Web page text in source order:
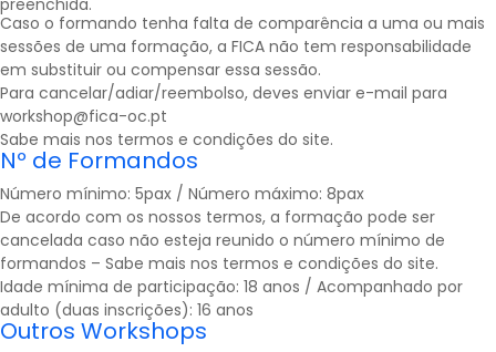
preenchida.
Caso o formando tenha falta de comparência a uma ou mais
sessões de uma formação, a FICA não tem responsabilidade
em substituir ou compensar essa sessão.
Para cancelar/adiar/reembolso, deves enviar e-mail para
workshop@fica-oc.pt
Sabe mais nos termos e condições do site.
Nº de Formandos
Número mínimo: 5pax / Número máximo: 8pax
De acordo com os nossos termos, a formação pode ser
cancelada caso não esteja reunido o número mínimo de
formandos – Sabe mais nos termos e condições do site.
Idade mínima de participação: 18 anos / Acompanhado por
adulto (duas inscrições): 16 anos
Outros Workshops